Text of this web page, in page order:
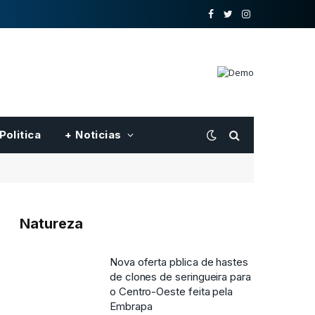
o
TwitterInstagram
Politica + Noticias
Natureza
Nova oferta pblica de hastes
de clones de seringueira para
o Centro-Oeste feita pela
Embrapa